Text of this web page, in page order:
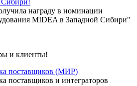
награду в номинации
MIDEA в Западной Сибири"
и клиенты!
поставщиков (МИР)
поставщиков и интеграторов